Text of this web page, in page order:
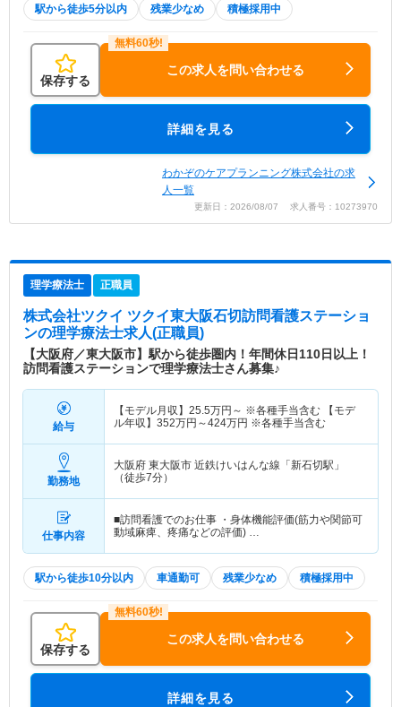
駅から徒歩5分以内 残業少なめ 積極採用中
保存する
この求人を問い合わせる
詳細を見る
わかぞのケアプランニング株式会社の求
人一覧
更新日：2026/08/07 求人番号：10273970
理学療法士 正職員
株式会社ツクイ ツクイ東大阪石切訪問看護ステーショ
ンの理学療法士求人(正職員)
【大阪府／東大阪市】駅から徒歩圏内！年間休日110日以上！
訪問看護ステーションで理学療法士さん募集♪
給与
【モデル月収】 25.5万円～ ※各種手当含む 【モデ
ル年収】 352万円～424万円 ※各種手当含む
勤務地
大阪府 東大阪市 近鉄けいはんな線「新石切駅」
（徒歩7分）
仕事内容
■訪問看護でのお仕事 ・身体機能評価(筋力や関節可
動域麻痺、疼痛などの評価) …
駅から徒歩10分以内 車通勤可 残業少なめ 積極採用中
保存する
この求人を問い合わせる
詳細を見る